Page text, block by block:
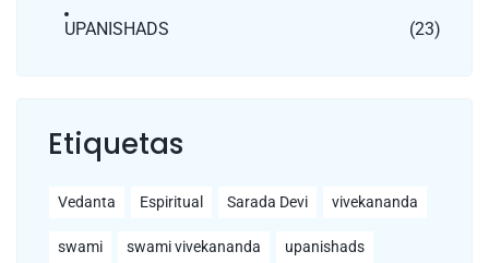
UPANISHADS
(23)
Etiquetas
Vedanta Espiritual Sarada Devi vivekananda
swami swami vivekananda upanishads